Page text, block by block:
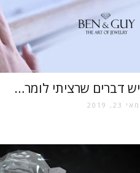
יש דברים שרציתי לומר…
מאי 23, 2019